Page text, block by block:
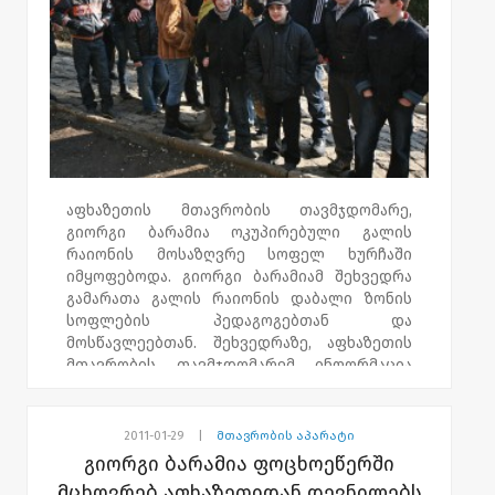
გამგებელი, გოგიტა ნიკოლაძეც სტუმრობდა.
დიდგორის რაიონის გამგებელმა, აფხაზეთის
მთავრობის თავმჯდომარეს მადლობა
გადაუხადა თანამშრომლობისათვის.
,,დიდგორის გამგეობასა და აფხაზეთის
მთავრობას ძალიან მჭიდრო ურთიერთობა
აქვთ. ყველა არსებული პრობლემა,
რომელიც ამ კომპაქტურ ჩასახლებებშია,
ადგილზე იქნება შესწავლილი და
შესაბამისად გადაჭრილი," - განუცხადა
ჟურნალისტებს გოგიტა ნიკოლაძემ.
აფხაზეთის მთავრობის თავმჯდომარე,
გიორგი ბარამია ოკუპირებული გალის
რაიონის მოსაზღვრე სოფელ ხურჩაში
იმყოფებოდა. გიორგი ბარამიამ შეხვედრა
გამარათა გალის რაიონის დაბალი ზონის
სოფლების პედაგოგებთან და
მოსწავლეებთან. შეხვედრაზე, აფხაზეთის
მთავრობის თავმჯდომარემ ინფორმაცია
გიორგი ბარამიამ პედაგოგებს მადლობა
გადაუხადა იმისათვის, რომ ისინი
ოკუპირებულ ტერიტორიაზე სასწავლო
2011-01-29 მთავრობის აპარატი
გიორგი ბარამია ფოცხოეწერში